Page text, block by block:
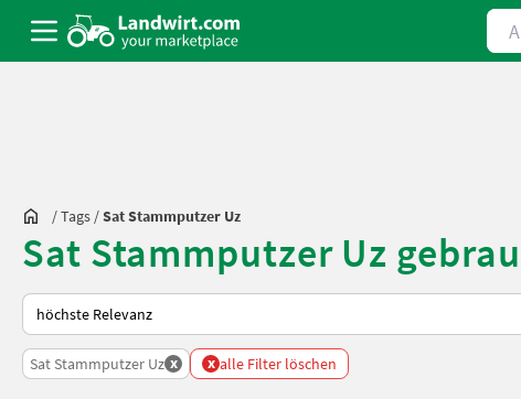
/Tags /Sat Stammputzer Uz
Sat Stammputzer Uz
So wird auf Landwirt.com sortiert
Sat Stammputzer Uz x x alle Filter löschen